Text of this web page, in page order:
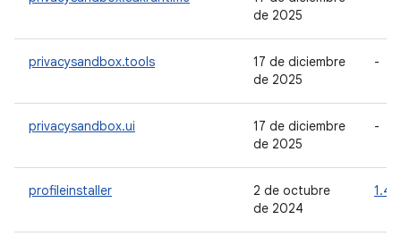
de 2025
privacysandbox.tools
17 de diciembre
de 2025
-
privacysandbox.ui
17 de diciembre
de 2025
-
profileinstaller
2 de octubre
de 2024
1.4.1